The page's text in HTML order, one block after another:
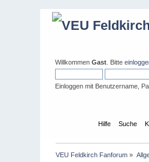
WillkommenGast . Bitte
Einloggen mit Benutzername,
Hilfe Suche
VEU Feldkirch Fanforum »